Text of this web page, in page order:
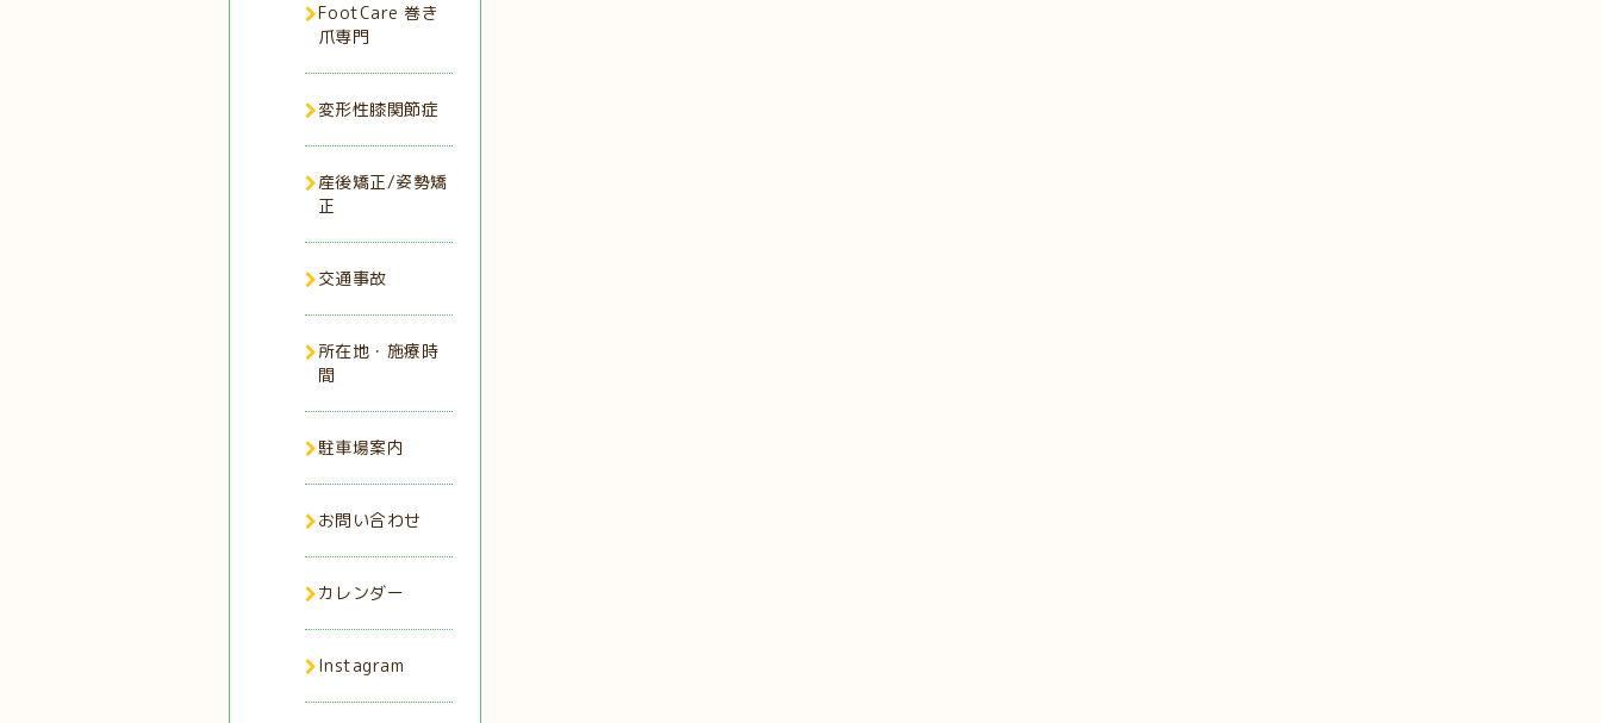
FootCare 巻き
爪専門
変形性膝関節症
産後矯正/姿勢矯
正
交通事故
所在地・施療時
間
駐車場案内
お問い合わせ
カレンダー
Instagram